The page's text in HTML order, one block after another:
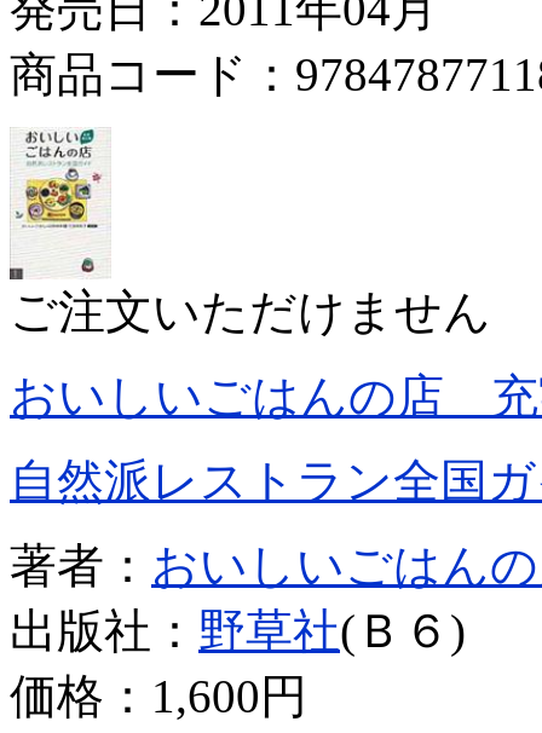
商品コード：
ご注文いただけません
おいしいごはんの店 充
自然派レストラン全国
著者： おいしいごはん
出版社： 野草社(Ｂ６)
価格： 1,600円